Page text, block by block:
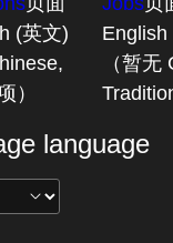
(英文)
）
（暂无
language